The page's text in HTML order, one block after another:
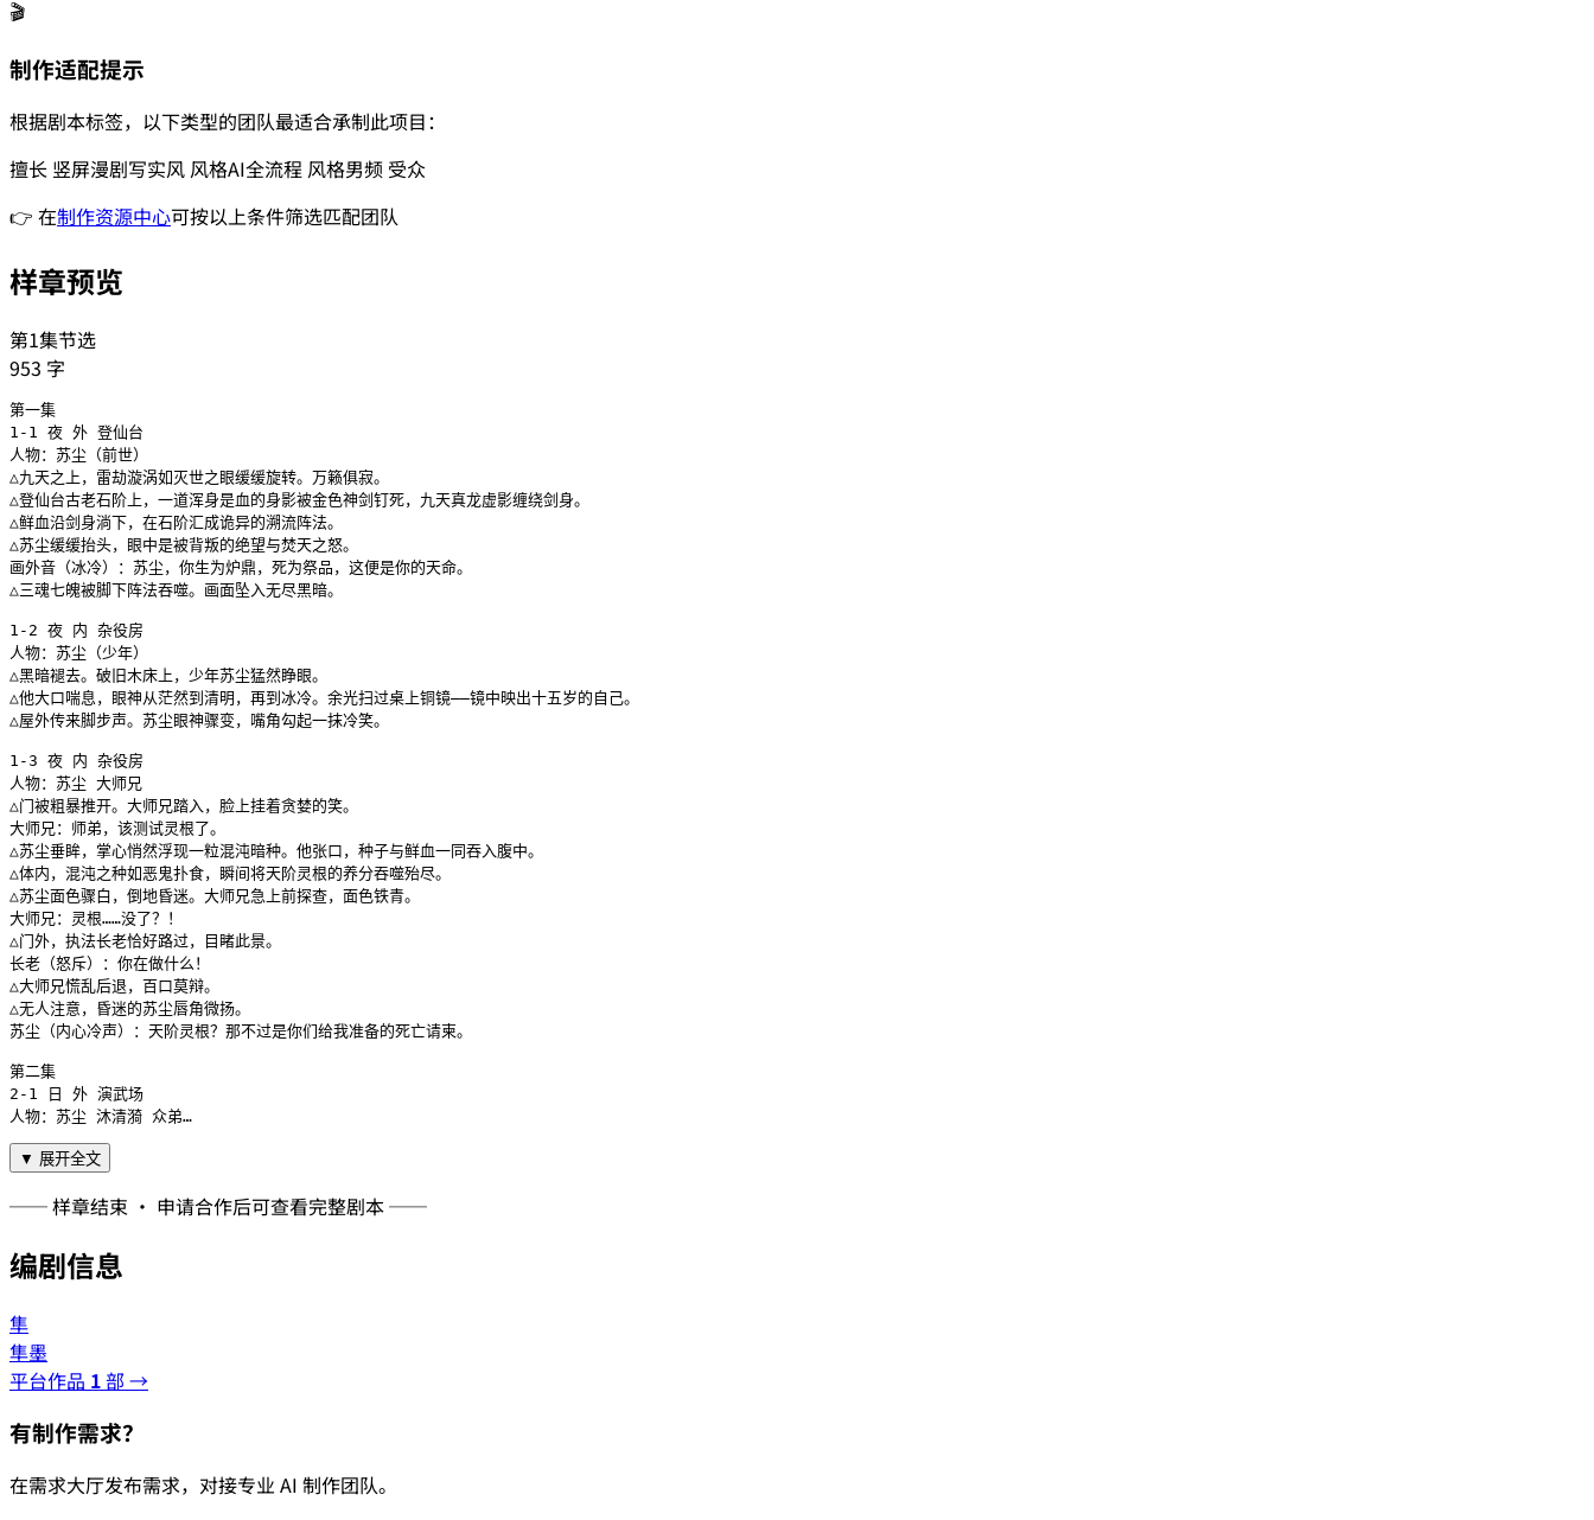
🎬
制作适配提示
根据剧本标签，以下类型的团队最适合承制此项目：
擅长 竖屏漫剧写实风 风格AI全流程 风格男频 受众
👉 在制作资源中心可按以上条件筛选匹配团队
样章预览
第1集节选
953 字
第一集
1-1 夜 外 登仙台
人物：苏尘（前世）
△九天之上，雷劫漩涡如灭世之眼缓缓旋转。万籁俱寂。
△登仙台古老石阶上，一道浑身是血的身影被金色神剑钉死，九天真龙虚影缠绕剑身。
△鲜血沿剑身淌下，在石阶汇成诡异的溯流阵法。
△苏尘缓缓抬头，眼中是被背叛的绝望与焚天之怒。
画外音（冰冷）：苏尘，你生为炉鼎，死为祭品，这便是你的天命。
△三魂七魄被脚下阵法吞噬。画面坠入无尽黑暗。
1-2 夜 内 杂役房
人物：苏尘（少年）
△黑暗褪去。破旧木床上，少年苏尘猛然睁眼。
△他大口喘息，眼神从茫然到清明，再到冰冷。余光扫过桌上铜镜——镜中映出十五岁的自己。
△屋外传来脚步声。苏尘眼神骤变，嘴角勾起一抹冷笑。
1-3 夜 内 杂役房
人物：苏尘 大师兄
△门被粗暴推开。大师兄踏入，脸上挂着贪婪的笑。
大师兄：师弟，该测试灵根了。
△苏尘垂眸，掌心悄然浮现一粒混沌暗种。他张口，种子与鲜血一同吞入腹中。
△体内，混沌之种如恶鬼扑食，瞬间将天阶灵根的养分吞噬殆尽。
△苏尘面色骤白，倒地昏迷。大师兄急上前探查，面色铁青。
大师兄：灵根……没了？！
△门外，执法长老恰好路过，目睹此景。
长老（怒斥）：你在做什么！
△大师兄慌乱后退，百口莫辩。
△无人注意，昏迷的苏尘唇角微扬。
苏尘（内心冷声）：天阶灵根？那不过是你们给我准备的死亡请柬。
第二集
2-1 日 外 演武场
人物：苏尘 沐清漪 众弟…
▼ 展开全文
── 样章结束 · 申请合作后可查看完整剧本 ──
编剧信息
隼
隼墨
平台作品 1部 →
有制作需求？
在需求大厅发布需求，对接专业 AI 制作团队。